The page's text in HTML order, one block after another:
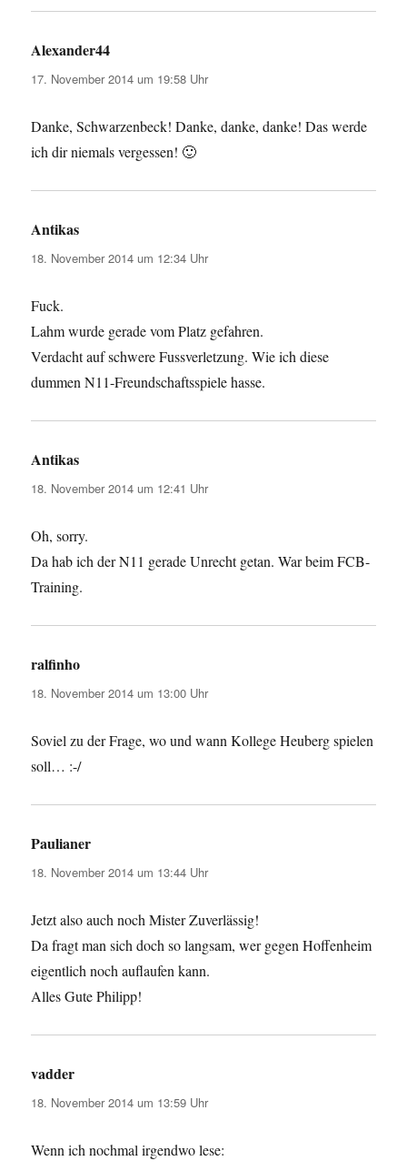
Alexander44
17. November 2014 um 19:58 Uhr
Danke, Schwarzenbeck! Danke, danke, danke! Das werde
ich dir niemals vergessen! 🙂
Antikas
18. November 2014 um 12:34 Uhr
Fuck.
Lahm wurde gerade vom Platz gefahren.
Verdacht auf schwere Fussverletzung. Wie ich diese
dummen N11-Freundschaftsspiele hasse.
Antikas
18. November 2014 um 12:41 Uhr
Oh, sorry.
Da hab ich der N11 gerade Unrecht getan. War beim FCB-
Training.
ralfinho
18. November 2014 um 13:00 Uhr
Soviel zu der Frage, wo und wann Kollege Heuberg spielen
soll… :-/
Paulianer
18. November 2014 um 13:44 Uhr
Jetzt also auch noch Mister Zuverlässig!
Da fragt man sich doch so langsam, wer gegen Hoffenheim
eigentlich noch auflaufen kann.
Alles Gute Philipp!
vadder
18. November 2014 um 13:59 Uhr
Wenn ich nochmal irgendwo lese: